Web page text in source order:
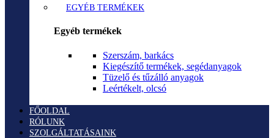
EGYÉB TERMÉKEK
Egyéb termékek
Szerszám, barkács
Kiegészítő termékek, segédanyagok
Tüzelő és tűzálló anyagok
Leértékelt, olcsó
FŐOLDAL
RÓLUNK
SZOLGÁLTATÁSAINK